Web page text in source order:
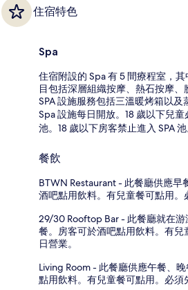
住宿特色
Spa
住宿附設的 Spa 有 5 間療程室，
目包括深層組織按摩、熱石按摩、
SPA 設施服務包括三溫暖烤箱以及
Spa 設施每日開放。18 歲以下兒
池。18 歲以下房客禁止進入 SPA 池
餐飲
BTWN Restaurant - 此餐廳供應
酒吧點用飲料。有兒童餐可點用。
29/30 Rooftop Bar - 此餐廳就在
餐。房客可於酒吧點用飲料。有
日營業。
Living Room - 此餐廳供應午餐、
點用飲料。有兒童餐可點用。必須